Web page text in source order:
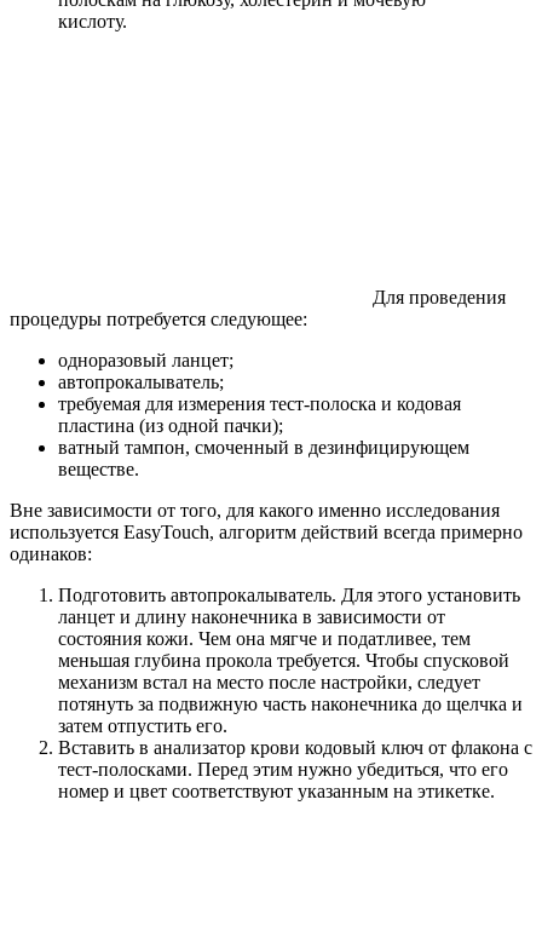
кислоту.
Для проведения
процедуры потребуется следующее:
одноразовый ланцет;
автопрокалыватель;
требуемая для измерения тест-полоска и кодовая
пластина (из одной пачки);
ватный тампон, смоченный в дезинфицирующем
веществе.
Вне зависимости от того, для какого именно исследования
используется EasyTouch, алгоритм действий всегда примерно
одинаков:
Подготовить автопрокалыватель. Для этого установить
ланцет и длину наконечника в зависимости от
состояния кожи. Чем она мягче и податливее, тем
меньшая глубина прокола требуется. Чтобы спусковой
механизм встал на место после настройки, следует
потянуть за подвижную часть наконечника до щелчка и
затем отпустить его.
Вставить в анализатор крови кодовый ключ от флакона с
тест-полосками. Перед этим нужно убедиться, что его
номер и цвет соответствуют указанным на этикетке.